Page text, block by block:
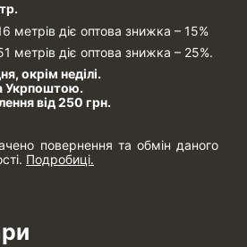
метрів діє оптова знижка – 15%
метрів діє оптова знижка – 25%.
окрім неділі.
Укрпоштою.
від 250 грн.
повернення та обмін даного
Подробиці.